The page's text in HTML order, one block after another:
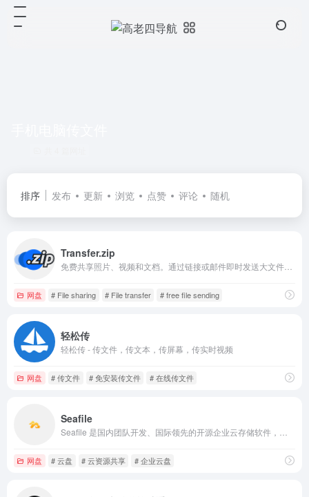
排序 发布 更新 浏览 点赞 评论 随机
Transfer.zip
网盘 # File sharing # File transfer # free file sending
轻松传
轻松传 - 传文件，传文本，传屏幕，传实时视频
网盘 # 传文件 # 免安装传文件 # 在线传文件
Seafile
网盘 # 云盘 # 云资源共享 # 企业云盘